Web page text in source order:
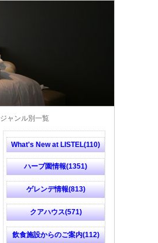
ジャンル別一覧
What's New at LISTEL(110)
ハーブ園情報(1351)
ゲレンデ情報(813)
クアハウス(571)
飲食施設からのご案内(112)